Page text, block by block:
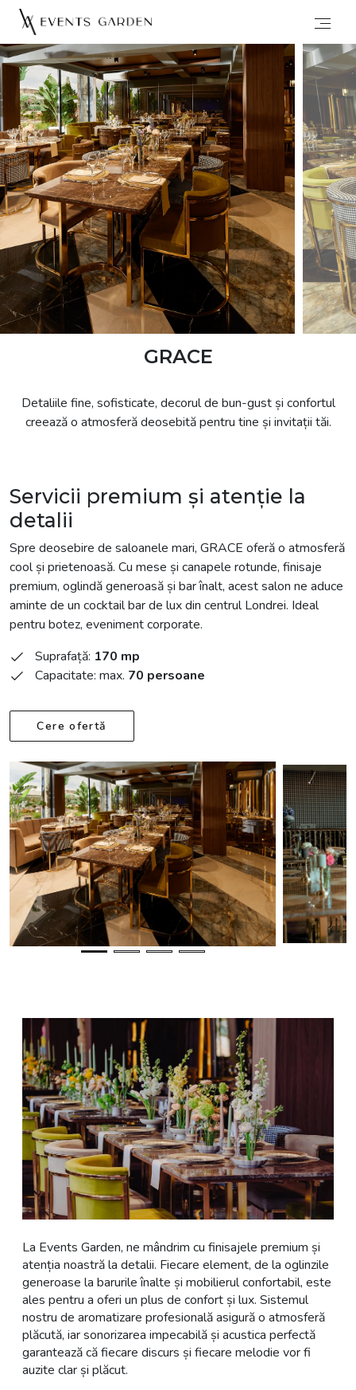
GRACE
Detaliile fine, sofisticate, decorul de bun-gust și confortul
creează o atmosferă deosebită pentru tine și invitații tăi.
Servicii premium și atenție la
detalii
Spre deosebire de saloanele mari, GRACE oferă o atmosferă
cool și prietenoasă. Cu mese și canapele rotunde, finisaje
premium, oglindă generoasă și bar înalt, acest salon ne aduce
aminte de un cocktail bar de lux din centrul Londrei. Ideal
pentru botez, eveniment corporate.
Suprafață: 170 mp
Capacitate: max. 70 persoane
Cere ofertă
La Events Garden, ne mândrim cu finisajele premium și
atenția noastră la detalii. Fiecare element, de la oglinzile
generoase la barurile înalte și mobilierul confortabil, este
ales pentru a oferi un plus de confort și lux. Sistemul
nostru de aromatizare profesională asigură o atmosferă
plăcută, iar sonorizarea impecabilă și acustica perfectă
garantează că fiecare discurs și fiecare melodie vor fi
auzite clar și plăcut.